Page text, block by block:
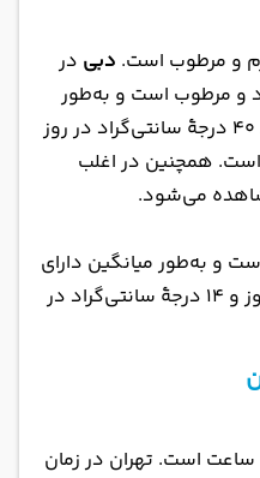
و مرطوب است. دبی در
و مرطوب است و به‌طور
میانگین دارای دمایی در حدود ۴۰ درجهٔ سانتی‌گراد در روز
است. همچنین در اغلب
می‌شود.
و به‌طور میانگین دارای
دمای ۲۳ درجهٔ سانتی‌گراد در روز و ۱۴ درجهٔ سانتی‌گراد در
ساعت است. تهران در زمان